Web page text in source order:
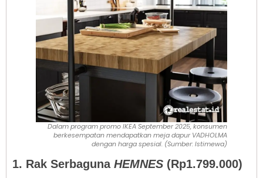
Dalam program promo IKEA September 2025, konsumen
berkesempatan mendapatkan meja dapur VADHOLMA
dengan harga spesial. (Sumber: Istimewa)
1. Rak SerbagunaHEMNES (Rp1.799.000)